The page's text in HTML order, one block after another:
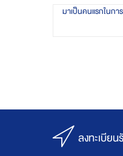
มาเป็นคนแรกในก
ลงทะเบีย